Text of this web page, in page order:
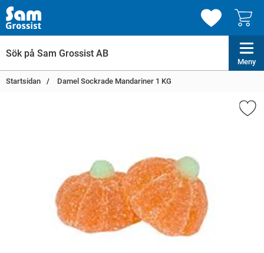
Meny
Startsidan Damel Sockrade Mandariner 1 KG